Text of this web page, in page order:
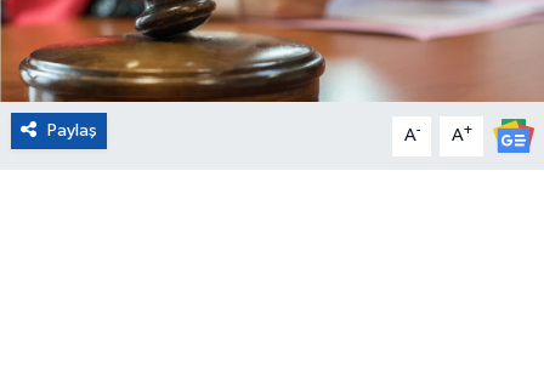
Paylaş A- A+
Turizm
Çevre
Kültür ve Sanat